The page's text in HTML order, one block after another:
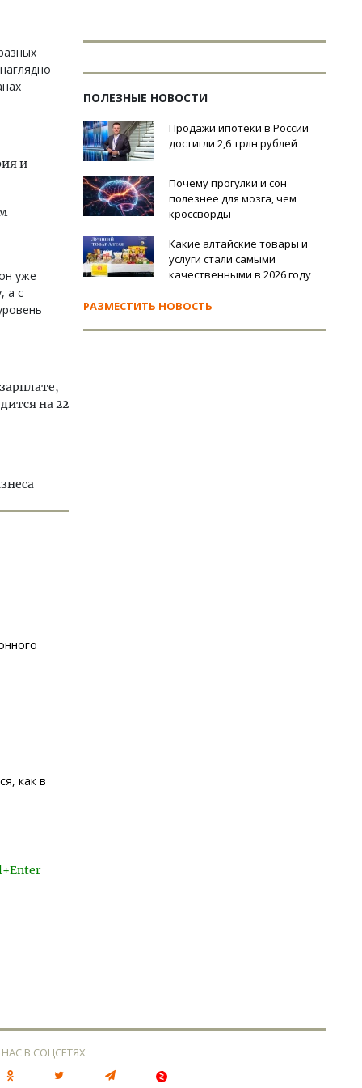
и
уже
а с
на 22
как в
ПОЛЕЗНЫЕ НОВОСТИ
Продажи ипотеки в России
достигли 2,6 трлн рублей
Почему прогулки и сон
полезнее для мозга, чем
кроссворды
Какие алтайские товары и
услуги стали самыми
качественными в 2026 году
РАЗМЕСТИТЬ НОВОСТЬ
В СОЦСЕТЯХ